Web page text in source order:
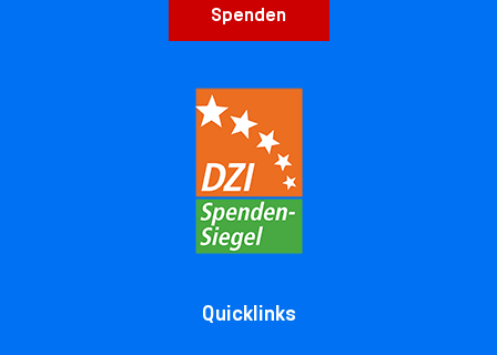
Spenden
Quicklinks